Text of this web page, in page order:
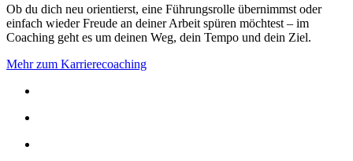
Ob du dich neu orientierst, eine Führungsrolle übernimmst oder
einfach wieder Freude an deiner Arbeit spüren möchtest – im
Coaching geht es um deinen Weg, dein Tempo und dein Ziel.
Mehr zum Karrierecoaching